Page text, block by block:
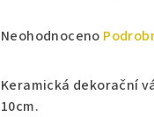
Průměrné
produktu
je
Neohodnoceno
Keramická dekorační
10cm.